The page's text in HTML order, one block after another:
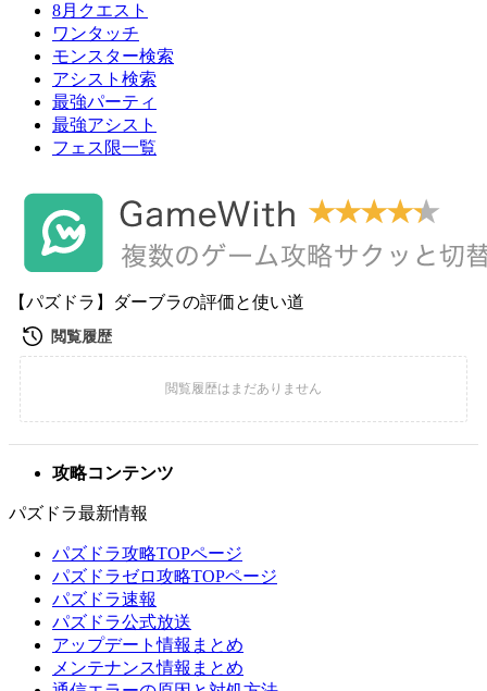
8月クエスト
ワンタッチ
モンスター検索
アシスト検索
最強パーティ
最強アシスト
フェス限一覧
【パズドラ】ダーブラの評価と使い道
攻略コンテンツ
パズドラ最新情報
パズドラ攻略TOPページ
パズドラゼロ攻略TOPページ
パズドラ速報
パズドラ公式放送
アップデート情報まとめ
メンテナンス情報まとめ